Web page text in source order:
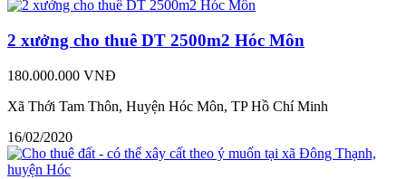
2 xưởng cho thuê DT 2500m2 Hóc Môn
180.000.000 VNĐ
Xã Thới Tam Thôn, Huyện Hóc Môn, TP Hồ Chí Minh
16/02/2020